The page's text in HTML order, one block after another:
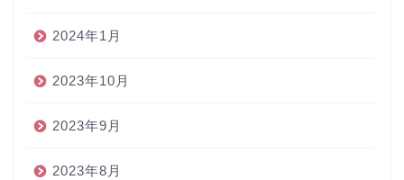
2024年1月
2023年10月
2023年9月
2023年8月